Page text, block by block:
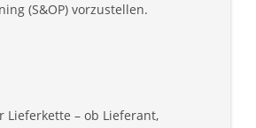
(S&OP) vorzustellen.
Lieferkette – ob Lieferant,